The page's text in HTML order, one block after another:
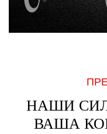
НАШИ
ВАША